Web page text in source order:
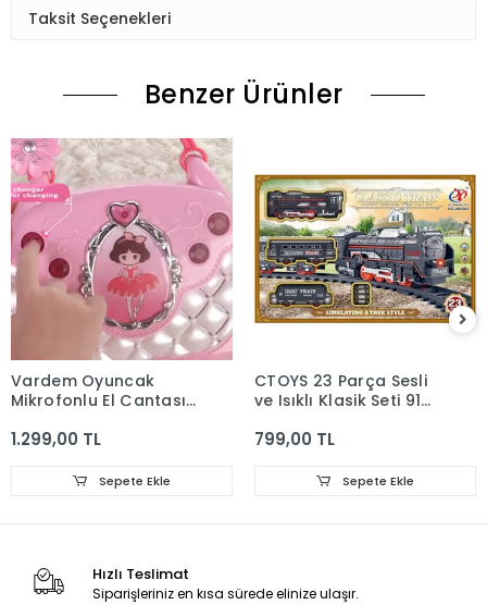
Taksit Seçenekleri
Benzer Ürünler
Vardem Oyuncak
Mikrofonlu El Çantası -
1.299,00 TL
Sepete Ekle
CTOYS 23 Parça Sesli
ve Işıklı Klasik Seti 91
799,00 TL
Sepete Ekle
Hızlı Teslimat
Siparişleriniz en kısa sürede elinize ulaşır.